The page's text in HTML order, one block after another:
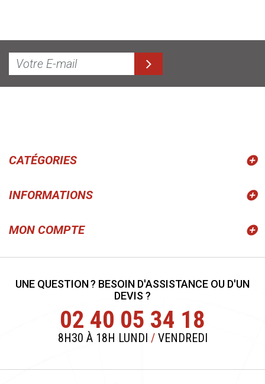
CATÉGORIES
INFORMATIONS
MON COMPTE
UNE QUESTION ? BESOIN D'ASSISTANCE OU D'UN
DEVIS ?
02 40 05 34 18
8H30 À 18H LUNDI /VENDREDI